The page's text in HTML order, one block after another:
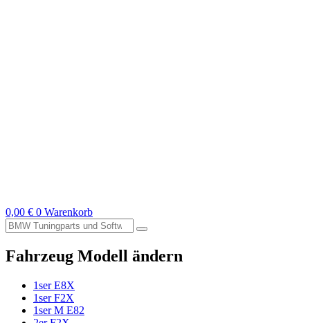
0,00 € 0 Warenkorb
Suche
nach:
Fahrzeug Modell ändern
1ser E8X
1ser F2X
1ser M E82